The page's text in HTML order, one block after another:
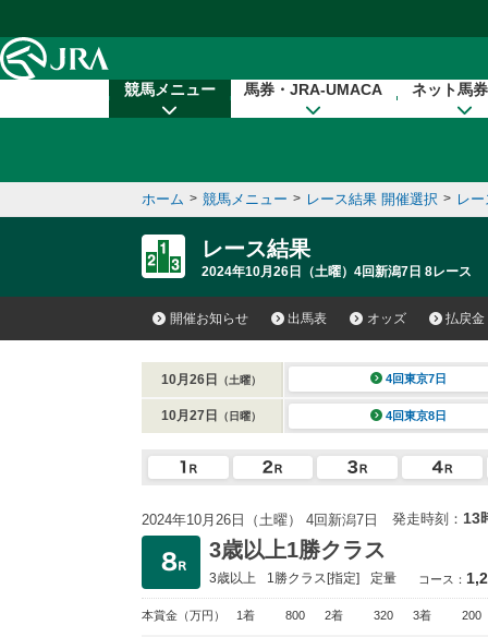
競馬メニュー 馬券・JRA-UMACA ネット馬
ホーム > 競馬メニュー > レース結果 開催選択 > レ
レース結果
2024年10月26日（土曜）4回新潟7日 8レース
開催お知らせ 出馬表 オッズ 払戻金
10月26日 （土曜） 4回東京7日
10月27日 （日曜） 4回東京8日
2024年10月26日（土曜） 4回新潟7日 発走時刻： 13
3歳以上1勝クラス
3歳以上 1勝クラス[指定] 定量 コース：
本賞金 （万円） 1着 800 2着 320 3着 200